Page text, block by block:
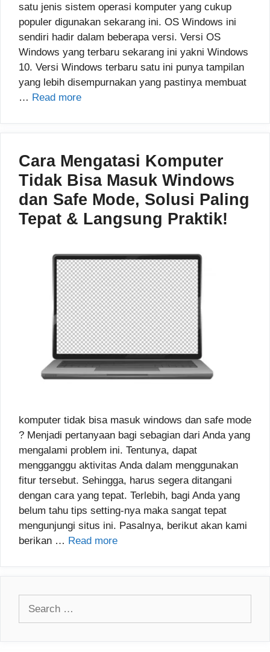
satu jenis sistem operasi komputer yang cukup
populer digunakan sekarang ini. OS Windows ini
sendiri hadir dalam beberapa versi. Versi OS
Windows yang terbaru sekarang ini yakni Windows
10. Versi Windows terbaru satu ini punya tampilan
yang lebih disempurnakan yang pastinya membuat
… Read more
Cara Mengatasi Komputer
Tidak Bisa Masuk Windows
dan Safe Mode, Solusi Paling
Tepat & Langsung Praktik!
komputer tidak bisa masuk windows dan safe mode
? Menjadi pertanyaan bagi sebagian dari Anda yang
mengalami problem ini. Tentunya, dapat
mengganggu aktivitas Anda dalam menggunakan
fitur tersebut. Sehingga, harus segera ditangani
dengan cara yang tepat. Terlebih, bagi Anda yang
belum tahu tips setting-nya maka sangat tepat
mengunjungi situs ini. Pasalnya, berikut akan kami
berikan … Read more